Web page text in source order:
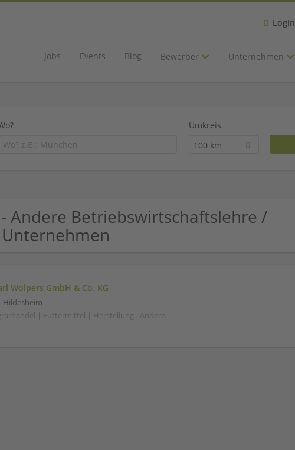
Login
Jobs Events Blog Bewerber Unternehmen
Umkreis
100 km
Andere Betriebswirtschaftslehre /
Wolpers GmbH & Co. KG
Hildesheim
| Futtermittel | Herstellung - Andere